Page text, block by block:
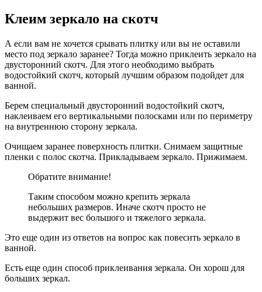
Клеим зеркало на скотч
А если вам не хочется срывать плитку или вы не оставили
место под зеркало заранее? Тогда можно приклеить зеркало на
двусторонний скотч. Для этого необходимо выбрать
водостойкий скотч, который лучшим образом подойдет для
ванной.
Берем специальный двусторонний водостойкий скотч,
наклеиваем его вертикальными полосками или по периметру
на внутреннюю сторону зеркала.
Очищаем заранее поверхность плитки. Снимаем защитные
пленки с полос скотча. Прикладываем зеркало. Прижимаем.
Обратите внимание!
Таким способом можно крепить зеркала
небольших размеров. Иначе скотч просто не
выдержит вес большого и тяжелого зеркала.
Это еще один из ответов на вопрос как повесить зеркало в
ванной.
Есть еще один способ приклеивания зеркала. Он хорош для
больших зеркал.